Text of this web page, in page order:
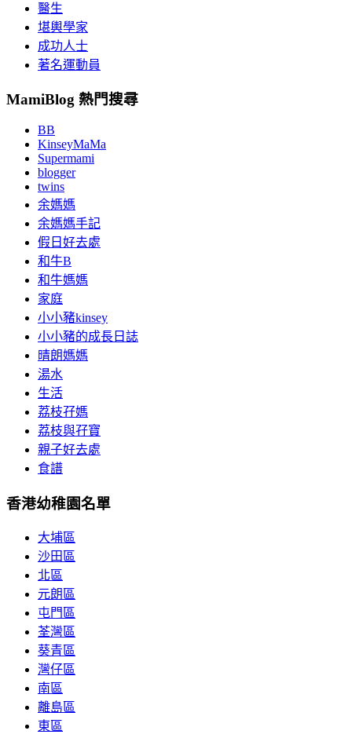
醫生
堪輿學家
成功人士
著名運動員
MamiBlog 熱門搜尋
BB
KinseyMaMa
Supermami
blogger
twins
余媽媽
余媽媽手記
假日好去處
和牛B
和牛媽媽
家庭
小小豬kinsey
小小豬的成長日誌
晴朗媽媽
湯水
生活
荔枝孖媽
荔枝與孖寶
親子好去處
食譜
香港幼稚園名單
大埔區
沙田區
北區
元朗區
屯門區
荃灣區
葵青區
灣仔區
南區
離島區
東區